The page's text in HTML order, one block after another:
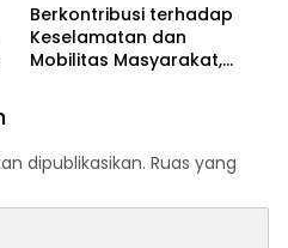
Berkontribusi terhadap
Keselamatan dan
Mobilitas Masyarakat,
Awards 2026
dipublikasikan. Ruas yang